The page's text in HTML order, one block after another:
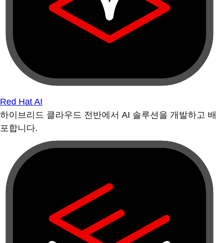
Red Hat AI
하이브리드 클라우드 전반에서 AI 솔루션을 개발하고 배
포합니다.